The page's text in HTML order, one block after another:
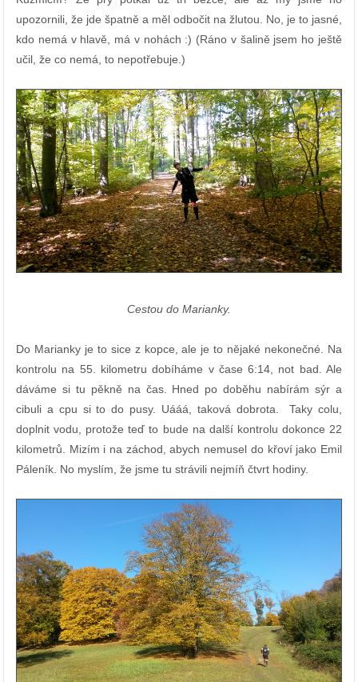
upozornili, že jde špatně a měl odbočit na žlutou. No, je to jasné,
kdo nemá v hlavě, má v nohách :) (Ráno v šalině jsem ho ještě
učil, že co nemá, to nepotřebuje.)
Cestou do Marianky.
Do Marianky je to sice z kopce, ale je to nějaké nekonečné. Na
kontrolu na 55. kilometru dobíháme v čase 6:14, not bad. Ale
dáváme si tu pěkně na čas. Hned po doběhu nabírám sýr a
cibuli a cpu si to do pusy. Uááá, taková dobrota. Taky colu,
doplnit vodu, protože teď to bude na další kontrolu dokonce 22
kilometrů. Mizím i na záchod, abych nemusel do křoví jako Emil
Páleník. No myslím, že jsme tu strávili nejmíň čtvrt hodiny.